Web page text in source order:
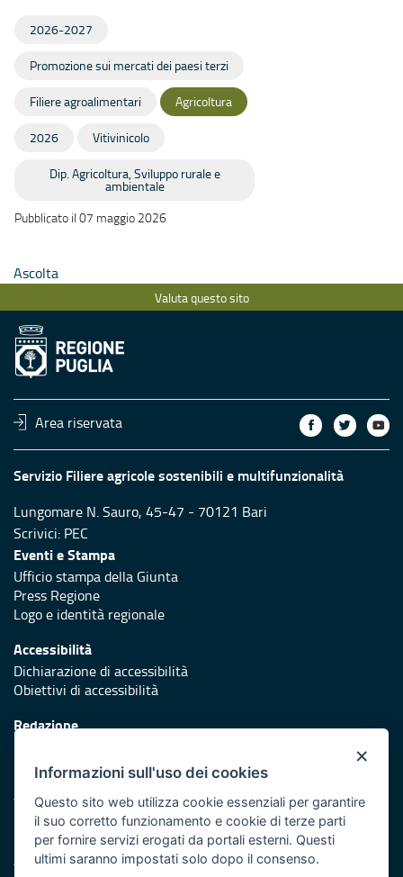
2026-2027
Promozione sui mercati dei paesi terzi
Filiere agroalimentari Agricoltura
2026 Vitivinicolo
Dip. Agricoltura, Sviluppo rurale e
ambientale
Pubblicato il 07 maggio 2026
Ascolta
Valuta questo sito
Area riservata
Servizio Filiere agricole sostenibili e multifunzionalità
Lungomare N. Sauro, 45-47 - 70121 Bari
Scrivici: PEC
Eventi e Stampa
Ufficio stampa della Giunta
Press Regione
Logo e identità regionale
Accessibilità
Dichiarazione di accessibilità
Obiettivi di accessibilità
Redazione
Protezione civile
Vai al sito di Protezione Civile Puglia
Iniziativa finanziata con risorse del POR Puglia 2014/2020 -
Asse XI
×
Informazioni sull'uso dei cookies
Questo sito web utilizza cookie essenziali per garantire
il suo corretto funzionamento e cookie di terze parti
per fornire servizi erogati da portali esterni. Questi
ultimi saranno impostati solo dopo il consenso.